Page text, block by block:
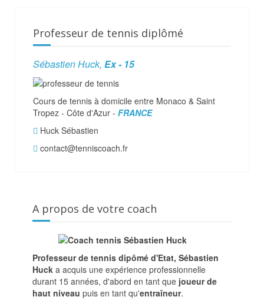
Professeur de tennis diplômé
Sébastien Huck, Ex - 15
Cours de tennis à domicile entre Monaco & Saint
Tropez - Côte d'Azur - FRANCE
Huck Sébastien
contact@tenniscoach.fr
A propos de votre coach
Professeur de tennis dipômé d'Etat, Sébastien
Huck a acquis une expérience professionnelle
durant 15 années, d'abord en tant que joueur de
haut niveau puis en tant qu'entraîneur.